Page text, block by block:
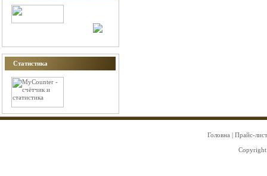
Статистика
Головна | Прайс-лист